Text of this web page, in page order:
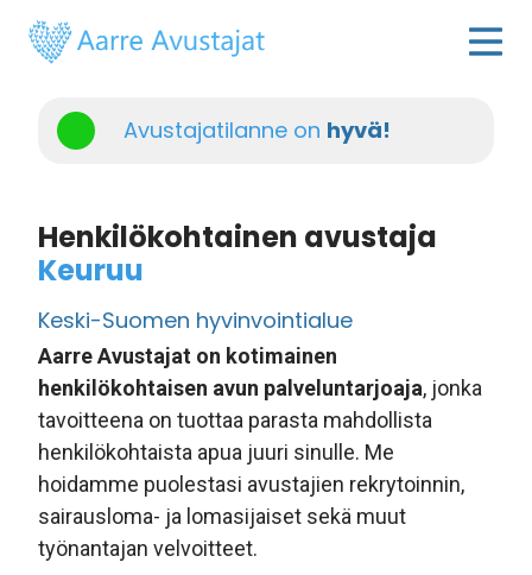
Avustajatilanne on hyvä!
Henkilökohtainen avustaja
Keuruu
Keski-Suomen hyvinvointialue
Aarre Avustajat on kotimainen
henkilökohtaisen avun palveluntarjoaja, jonka
tavoitteena on tuottaa parasta mahdollista
henkilökohtaista apua juuri sinulle. Me
hoidamme puolestasi avustajien rekrytoinnin,
sairausloma- ja lomasijaiset sekä muut
työnantajan velvoitteet.